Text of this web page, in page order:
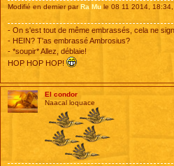
Modifié en dernier par Ra Mu le 08 11 2014,
- On s'est tout de même embrassés, cela ne
- HEIN? T'as embrassé Ambrosius?
- *soupir* Allez, déblaie!
HOP HOP HOP!
El condor
Naacal loquace